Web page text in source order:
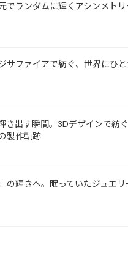
でランダムに輝くアシンメト
サファイアで紡ぐ、世界にひ
き出す瞬間。3Dデザインで紡
製作軌跡
の輝きへ。眠っていたジュエ